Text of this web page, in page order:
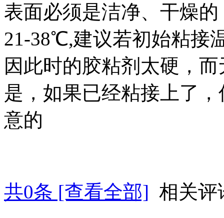
表面必须是洁净、干燥
21-38℃,建议若初始粘接
因此时的胶粘剂太硬，
是，如果已经粘接上了
意的
共0条 [查看全部] 相关评